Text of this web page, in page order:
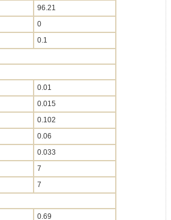
96.21
0
0.1
0.01
0.015
0.102
0.06
0.033
7
7
0.69